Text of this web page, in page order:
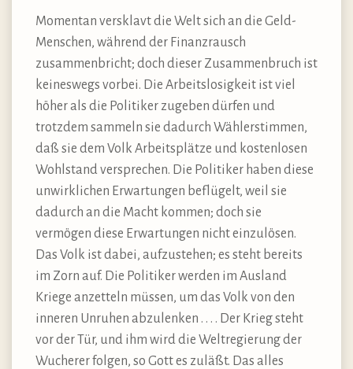
Momentan versklavt die Welt sich an die Geld-
Menschen, während der Finanzrausch
zusammenbricht; doch dieser Zusammenbruch ist
keineswegs vorbei. Die Arbeitslosigkeit ist viel
höher als die Politiker zugeben dürfen und
trotzdem sammeln sie dadurch Wählerstimmen,
daß sie dem Volk Arbeitsplätze und kostenlosen
Wohlstand versprechen. Die Politiker haben diese
unwirklichen Erwartungen beflügelt, weil sie
dadurch an die Macht kommen; doch sie
vermögen diese Erwartungen nicht einzulösen.
Das Volk ist dabei, aufzustehen; es steht bereits
im Zorn auf. Die Politiker werden im Ausland
Kriege anzetteln müssen, um das Volk von den
inneren Unruhen abzulenken . . . . Der Krieg steht
vor der Tür, und ihm wird die Weltregierung der
Wucherer folgen, so Gott es zuläßt. Das alles